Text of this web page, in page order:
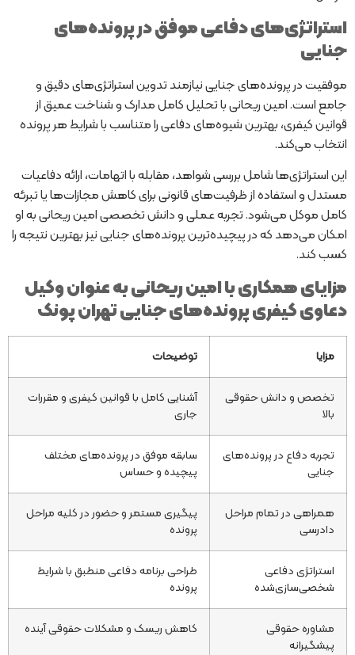
استراتژی‌های دفاعی موفق در پرونده‌های
جنایی
موفقیت در پرونده‌های جنایی نیازمند تدوین استراتژی‌های دقیق و
جامع است. امین ریحانی با تحلیل کامل مدارک و شناخت عمیق از
قوانین کیفری، بهترین شیوه‌های دفاعی را متناسب با شرایط هر پرونده
انتخاب می‌کند.
این استراتژی‌ها شامل بررسی شواهد، مقابله با اتهامات، ارائه دفاعیات
مستدل و استفاده از ظرفیت‌های قانونی برای کاهش مجازات‌ها یا تبرئه
کامل موکل می‌شود. تجربه عملی و دانش تخصصی امین ریحانی به او
امکان می‌دهد که در پیچیده‌ترین پرونده‌های جنایی نیز بهترین نتیجه را
کسب کند.
مزایای همکاری با امین ریحانی به عنوان وکیل
دعاوی کیفری پرونده‌های جنایی تهران پونک
مزایا توضیحات
تخصص و دانش حقوقی
بالا
آشنایی کامل با قوانین کیفری و مقررات
جاری
تجربه دفاع در پرونده‌های
جنایی
سابقه موفق در پرونده‌های مختلف
پیچیده و حساس
همراهی در تمام مراحل
دادرسی
پیگیری مستمر و حضور در کلیه مراحل
پرونده
استراتژی دفاعی
شخصی‌سازی‌شده
طراحی برنامه دفاعی منطبق با شرایط
پرونده
مشاوره حقوقی
پیشگیرانه
کاهش ریسک و مشکلات حقوقی آینده